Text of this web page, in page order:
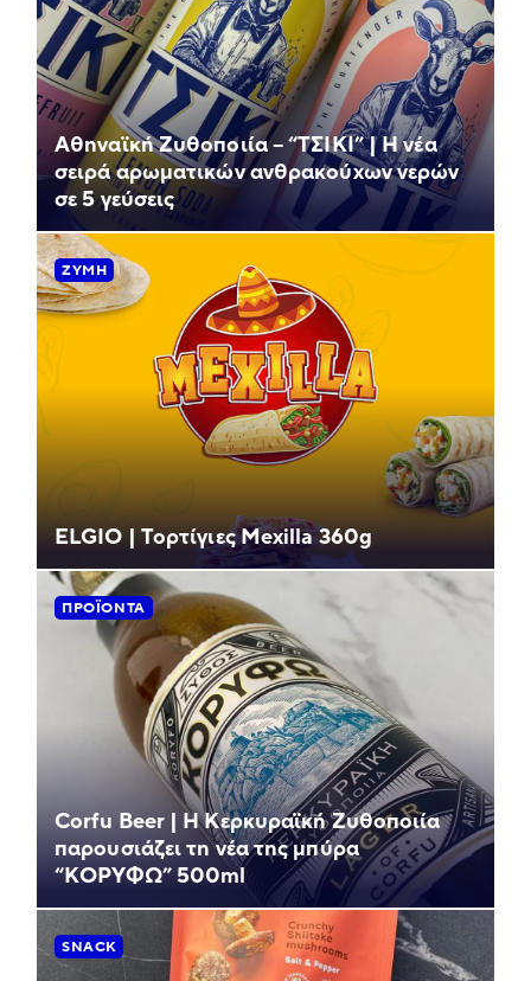
Αθηναϊκή Ζυθοποιία – “ΤΣΙΚΙ” | Η νέα
σειρά αρωματικών ανθρακούχων νερών
σε 5 γεύσεις
ΖΎΜΗ
ELGIO | Τορτίγιες Mexilla 360g
ΠΡΟΪΌΝΤΑ
Corfu Beer | Η Κερκυραϊκή Ζυθοποιία
παρουσιάζει τη νέα της μπύρα
“ΚΟΡΥΦΩ” 500ml
SNACK